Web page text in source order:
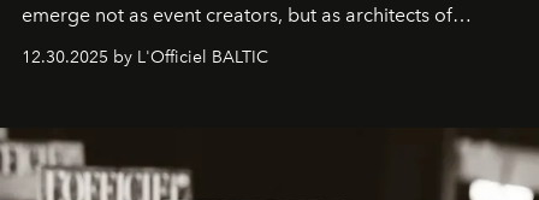
emerge not as event creators, but as architects of
ecosystems.
Sabrina Spinelli
brand strategist with three decades of mastery in luxury,
framework where creativity, commerce, and culture
converge with surgical precision.
12.30.2025 by L'Officiel BALTIC